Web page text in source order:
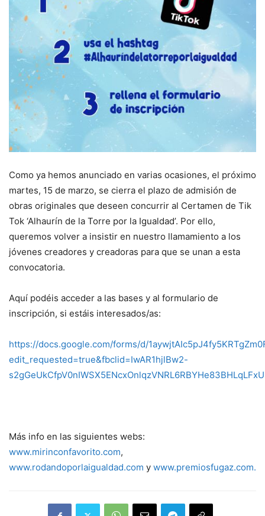
Como ya hemos anunciado en varias ocasiones, el próximo
martes, 15 de marzo, se cierra el plazo de admisión de
obras originales que deseen concurrir al Certamen de Tik
Tok ‘Alhaurín de la Torre por la Igualdad’. Por ello,
queremos volver a insistir en nuestro llamamiento a los
jóvenes creadores y creadoras para que se unan a esta
convocatoria.
Aquí podéis acceder a las bases y al formulario de
inscripción, si estáis interesados/as:
https://docs.google.com/forms/d/
edit_requested=true&fbclid=IwAR1hjlBw2-
Más info en las siguientes webs:
www.mirinconfavorito.com,
www.rodandoporlaigualdad.com y www.premiosfugaz.com.